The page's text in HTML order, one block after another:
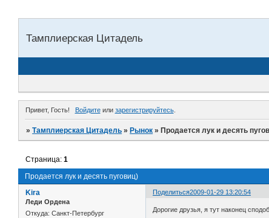
Тамплиерская Цитадель
Привет, Гость! Войдитеили зарегистрируйтесь.
»Тамплиерская Цитадель »Рынок »Продается лук и десять
Продается лук и десять пуговиц)
Страница:1
Поделиться2009-01-29 13:20:54
Kira
Леди Ордена
Откуда: Санкт-Петербург
Дорогие друзья, я тут наконец